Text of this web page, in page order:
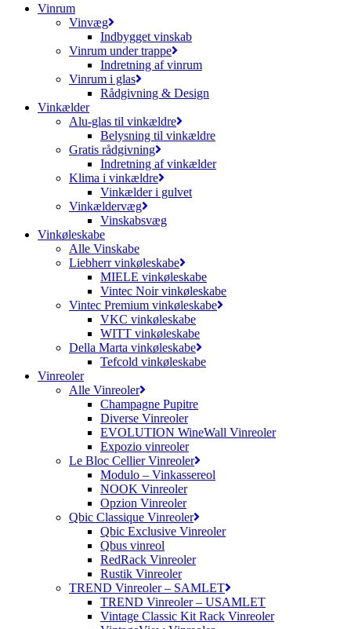
Vinrum
Vinvæg
Indbygget vinskab
Vinrum under trappe
Indretning af vinrum
Vinrum i glas
Rådgivning & Design
Vinkælder
Alu-glas til vinkældre
Belysning til vinkældre
Gratis rådgivning
Indretning af vinkælder
Klima i vinkældre
Vinkælder i gulvet
Vinkældervæg
Vinskabsvæg
Vinkøleskabe
Alle Vinskabe
Liebherr vinkøleskabe
MIELE vinkøleskabe
Vintec Noir vinkøleskabe
Vintec Premium vinkøleskabe
VKC vinkøleskabe
WITT vinkøleskabe
Della Marta vinkøleskabe
Tefcold vinkøleskabe
Vinreoler
Alle Vinreoler
Champagne Pupitre
Diverse Vinreoler
EVOLUTION WineWall Vinreoler
Expozio vinreoler
Le Bloc Cellier Vinreoler
Modulo – Vinkassereol
NOOK Vinreoler
Opzion Vinreoler
Qbic Classique Vinreoler
Qbic Exclusive Vinreoler
Qbus vinreol
RedRack Vinreoler
Rustik Vinreoler
TREND Vinreoler – SAMLET
TREND Vinreoler – USAMLET
Vintage Classic Kit Rack Vinreoler